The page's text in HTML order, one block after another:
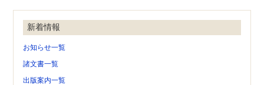
新着情報
お知らせ一覧
諸文書一覧
出版案内一覧